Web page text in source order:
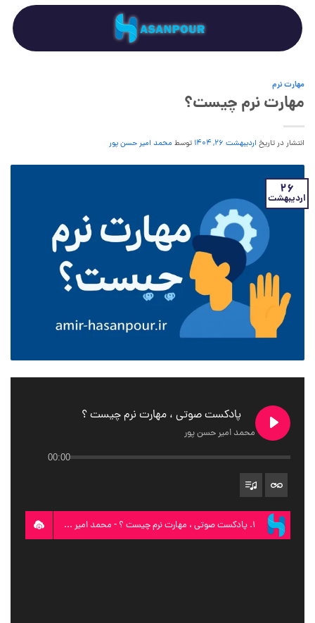
Skip
content
مهارت نرم
مهارت نرم چیست؟
انتشار در تاریخ اردیبهشت ۲۶, ۱۴۰۴ توسط محمد امیر حسن پور
26
اردیبهشت
پادکست صوتی ، مهارت نرم چیست ؟
محمد امیر حسن پور
00:00
1. پادکست صوتی ، مهارت نرم چیست ؟ - محمد امیر حسن پور